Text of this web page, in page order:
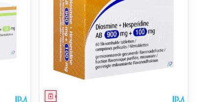
Geneesmiddel